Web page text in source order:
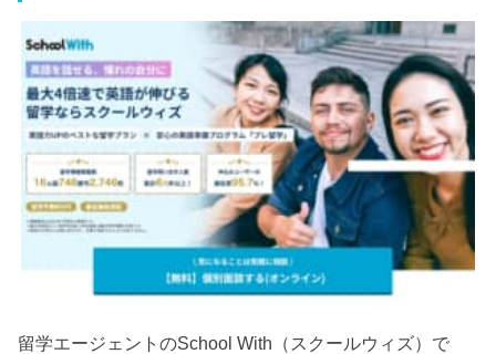
留学エージェントのSchool With（スクールウィズ）で